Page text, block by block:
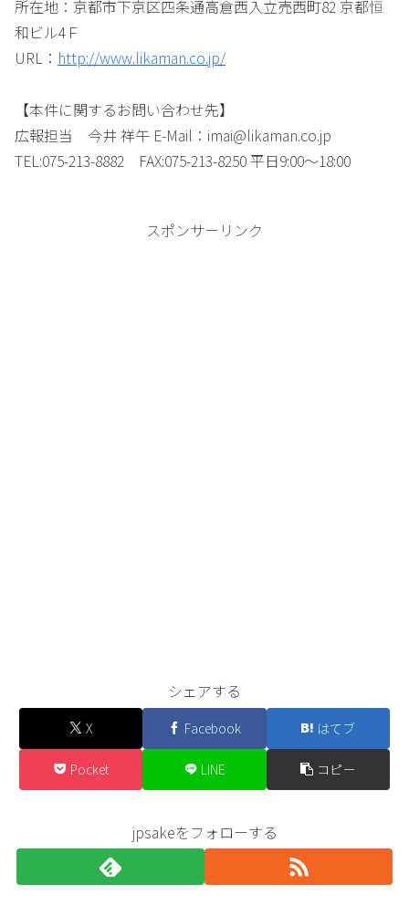
所在地：京都市下京区四条通高倉西入立売西町82 京都恒
和ビル4Ｆ
URL： http://www.likaman.co.jp/
【本件に関するお問い合わせ先】
広報担当 今井 祥午 E-Mail：imai@likaman.co.jp
TEL:075-213-8882 FAX:075-213-8250 平日9:00～18:00
スポンサーリンク
シェアする
X Facebook はてブ
Pocket LINE コピー
jpsakeをフォローする